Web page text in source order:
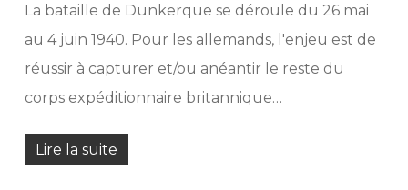
La bataille de Dunkerque se déroule du 26 mai
au 4 juin 1940. Pour les allemands, l'enjeu est de
réussir à capturer et/ou anéantir le reste du
corps expéditionnaire britannique…
Lire la suite